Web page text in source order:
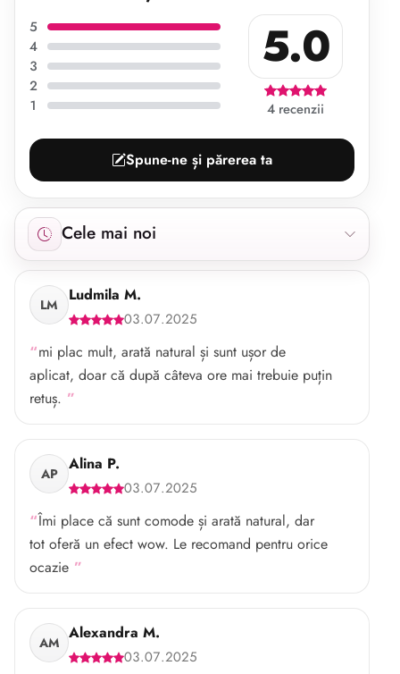
5
4
3
2
1
5.0
4 recenzii
Spune-ne și părerea ta
Cele mai noi
Afișăm 4 recenzii începând cu cele mai noi.
LM Ludmila M.
03.07.2025
mi plac mult, arată natural și sunt ușor de
aplicat, doar că după câteva ore mai trebuie puțin
retuș.
AP Alina P.
03.07.2025
Îmi place că sunt comode și arată natural, dar
tot oferă un efect wow. Le recomand pentru orice
ocazie
AM Alexandra M.
03.07.2025